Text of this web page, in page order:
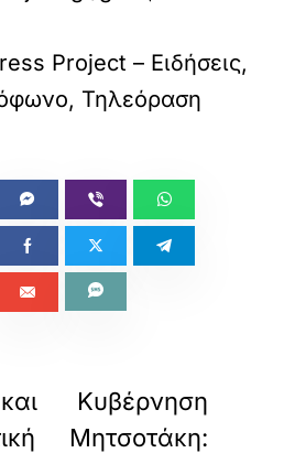
Project – Ειδήσεις,
Τηλεόραση
Κυβέρνηση
Μητσοτάκη: